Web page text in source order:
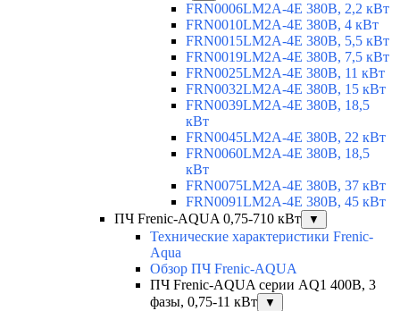
FRN0006LM2A-4E 380В, 2,2 кВт
FRN0010LM2A-4E 380В, 4 кВт
FRN0015LM2A-4E 380В, 5,5 кВт
FRN0019LM2A-4E 380В, 7,5 кВт
FRN0025LM2A-4E 380В, 11 кВт
FRN0032LM2A-4E 380В, 15 кВт
FRN0039LM2A-4E 380В, 18,5
кВт
FRN0045LM2A-4E 380В, 22 кВт
FRN0060LM2A-4E 380В, 18,5
кВт
FRN0075LM2A-4E 380В, 37 кВт
FRN0091LM2A-4E 380В, 45 кВт
ПЧ Frenic-AQUA 0,75-710 кВт
▼
Технические характеристики Frenic-
Aqua
Обзор ПЧ Frenic-AQUA
ПЧ Frenic-AQUA серии AQ1 400В, 3
фазы, 0,75-11 кВт
▼